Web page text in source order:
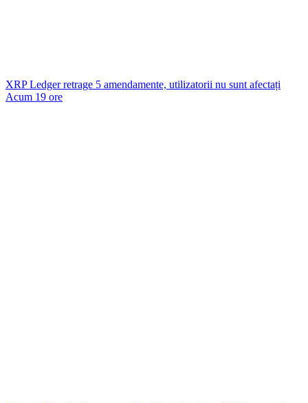
XRP Ledger retrage 5 amendamente, utilizatorii nu sunt afectați
Acum 19 ore